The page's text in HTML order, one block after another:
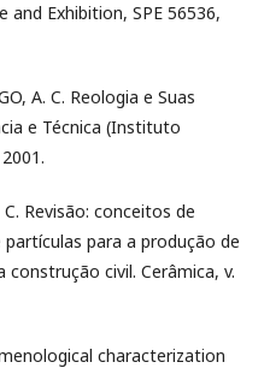
and Exhibition, SPE 56536,
A. C. Reologia e Suas
e Técnica (Instituto
C. Revisão: conceitos de
para a produção de
civil. Cerâmica, v.
characterization